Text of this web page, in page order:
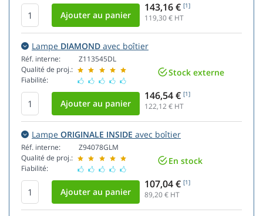
143,16 € [1]
119,30€ HT
Lampe DIAMOND avec boîtier
Réf. interne:
Qualité de proj.:
Fiabilité:
Z113545DL
Stock externe
146,54 € [1]
122,12€ HT
Lampe ORIGINALE INSIDE avec boîtier
Réf. interne:
Qualité de proj.:
Fiabilité:
Z94078GLM
En stock
107,04 € [1]
89,20€ HT